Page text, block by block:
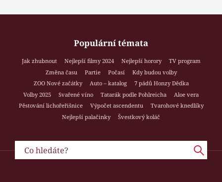
Populární témata
Jak zhubnout Nejlepší filmy 2024 Nejlepší horory
TV program
Změna času
Partie Počasí
Kdy budou volby
ZOO Nové začátky
Auto – katalog
7 pádů Honzy Dědka
Volby 2025
Svařené víno Tatarák podle Pohlreicha
Aloe vera
Pěstování lichořeřišnice
Výpočet ascendentu
Tvarohové knedlíky
Nejlepší palačinky
Švestkový koláč